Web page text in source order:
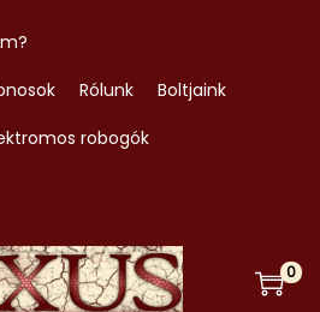
Rólunk
Boltjaink
robogók
S
S
0